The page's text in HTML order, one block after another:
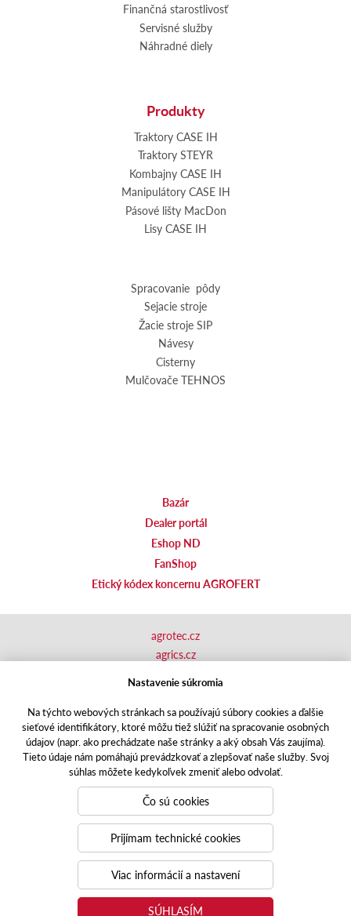
Finančná starostlivosť
Servisné služby
Náhradné diely
Produkty
Traktory CASE IH
Traktory STEYR
Kombajny CASE IH
Manipulátory CASE IH
Pásové lišty MacDon
Lisy CASE IH
Spracovanie pôdy
Sejacie stroje
Žacie stroje SIP
Návesy
Cisterny
Mulčovače TEHNOS
Bazár
Dealer portál
Eshop ND
FanShop
Etický kódex koncernu AGROFERT
Responzivní webPuxdesign | agrics.cz © 2020
Toto sú internetové stránky spoločnosti AGRI CS Slovakia s.r.o.,
so sídlom v Nitre, Zlatomoravecká cesta 504, 949 01 Nitra, IČO:
31421105, zapísanej v OR Okresného súdu v Nitre, oddiel: Sro,
vložka číslo: 29928/N. Spoločnosť AGRI CS Slovakia s.r.o. je
členom
koncernu AGROFERT riadeného spoločnosťou AGROFERT, a.s.,
IČO: 26185610, so sídlom na adrese Pyšelská 2327/2, Chodov,
149 00 Praha 4.
agrotec.cz
agrics.cz
shop.agrics.cz
traktorbazar.cz
eshop.agrics.cz/cs
a-finance.cz
Nastavenie súkromia
Na týchto webových stránkach sa používajú súbory cookies a ďalšie
sieťové identifikátory, ktoré môžu tiež slúžiť na spracovanie osobných
údajov (napr. ako prechádzate naše stránky a aký obsah Vás zaujíma).
Tieto údaje nám pomáhajú prevádzkovať a zlepšovať naše služby. Svoj
súhlas môžete kedykoľvek zmeniť alebo odvolať.
Čo sú cookies
Prijímam technické cookies
Viac informácií a nastavení
SÚHLASÍM